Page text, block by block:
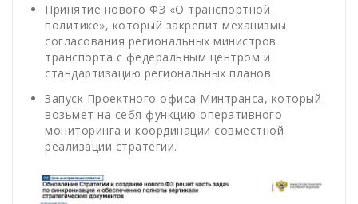
Принятие нового ФЗ «О транспортной
политике», который закрепит механизмы
согласования региональных министров
транспорта с федеральным центром и
стандартизацию региональных планов.
Запуск Проектного офиса Минтранса, который
возьмет на себя функцию оперативного
мониторинга и координации совместной
реализации стратегии.